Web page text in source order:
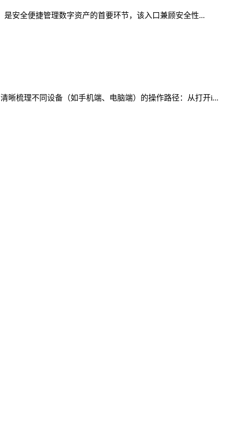
安全便捷管理数字资产的首要环节，该入口兼顾安全性...
晰梳理不同设备（如手机端、电脑端）的操作路径：从打开i...